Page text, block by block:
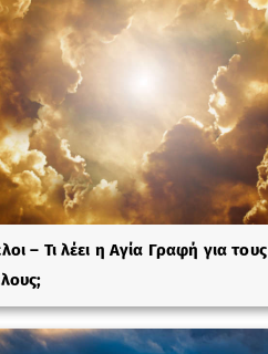
– Τι λέει η Αγία Γραφή για τους